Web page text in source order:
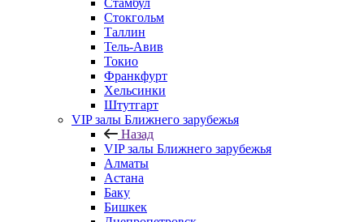
Стамбул
Стокгольм
Таллин
Тель-Авив
Токио
Франкфурт
Хельсинки
Штутгарт
VIP залы Ближнего зарубежья
Назад
VIP залы Ближнего зарубежья
Алматы
Астана
Баку
Бишкек